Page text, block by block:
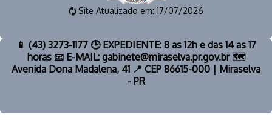
Site Atualizado em: 17/07/2026
📱 (43) 3273-1177 🕒 EXPEDIENTE: 8 as 12h e das 14 as 17
horas 📧 E-MAIL: gabinete@miraselva.pr.gov.br 🗺️
Avenida Dona Madalena, 41 📍 CEP 86615-000 | Miraselva
- PR